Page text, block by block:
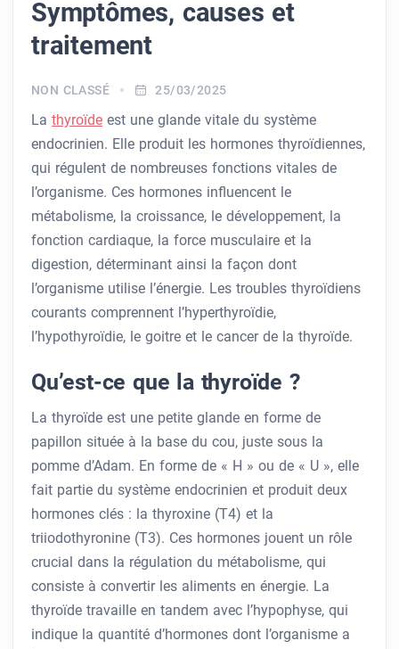
Symptômes, causes et
traitement
NON CLASSÉ 25/03/2025
La thyroïde est une glande vitale du système
endocrinien. Elle produit les hormones thyroïdiennes,
qui régulent de nombreuses fonctions vitales de
l’organisme. Ces hormones influencent le
métabolisme, la croissance, le développement, la
fonction cardiaque, la force musculaire et la
digestion, déterminant ainsi la façon dont
l’organisme utilise l’énergie. Les troubles thyroïdiens
courants comprennent l’hyperthyroïdie,
l’hypothyroïdie, le goitre et le cancer de la thyroïde.
Qu’est-ce que la thyroïde ?
La thyroïde est une petite glande en forme de
papillon située à la base du cou, juste sous la
pomme d’Adam. En forme de « H » ou de « U », elle
fait partie du système endocrinien et produit deux
hormones clés : la thyroxine (T4) et la
triiodothyronine (T3). Ces hormones jouent un rôle
crucial dans la régulation du métabolisme, qui
consiste à convertir les aliments en énergie. La
thyroïde travaille en tandem avec l’hypophyse, qui
indique la quantité d’hormones dont l’organisme a